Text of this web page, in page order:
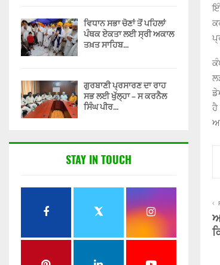
ਹੈ
ਵਿਧਾਨ ਸਭਾ ਚੋਣਾਂ ਤੋਂ ਪਹਿਲਾਂ
ਪੰਥਕ ਏਕਤਾ ਲਈ ਸ੍ਰੀ ਅਕਾਲ
ਤਖ਼ਤ ਸਾਹਿਬ...
ਗੁਰਬਾਣੀ ਪ੍ਰਸਾਰਣ ਦਾ ਰਾਹ
ਸਭ ਲਈ ਖੁੱਲ੍ਹਾ – ਸ ਕਰਨੈਲ
ਸਿੰਘ ਪੀਰ...
STAY IN TOUCH